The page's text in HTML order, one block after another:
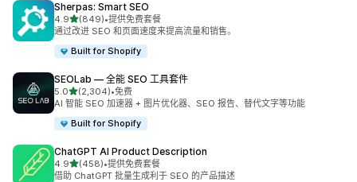
Sherpas: Smart SEO
4.9星（满分 5 星）
(849)
总共 849 条评论
•提供免费套餐
通过改进 SEO 和页面速度来提高流量和销售。
Built for Shopify
SEOLab — 全能 SEO 工具套件
5.0星（满分 5 星）
(2,304)
总共 2304 条评论
•免费
AI 智能 SEO 加速器 + 图片优化器、SEO 报告、替代文字等功能
Built for Shopify
ChatGPT AI Product Description
4.9星（满分 5 星）
(458)
总共 458 条评论
•提供免费套餐
借助 ChatGPT 批量生成利于 SEO 的产品描述